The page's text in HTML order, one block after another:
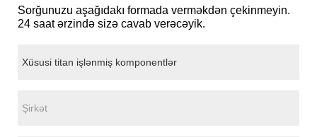
Sorğunuzu aşağıdakı formada verməkdən çekinmeyin.
24 saat ərzində sizə cavab verəcəyik.